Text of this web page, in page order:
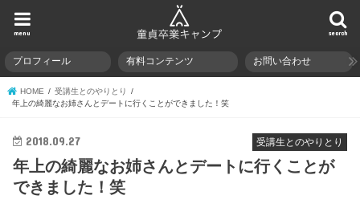
search
menu
プロフィール 有料コンテンツ お問い合わせ
HOME
受講生とのやりとり
年上の綺麗なお姉さんとデートに行くことができました！笑
受講生とのやりとり
2018.09.27
年上の綺麗なお姉さんとデートに行くことが
できました！笑